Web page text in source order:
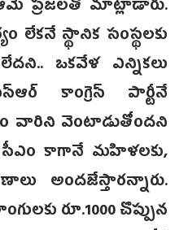
ప్రజలతో మాట్లాడారు.
లేకనే స్థానిక సంస్థలకు
ఒకవేళ ఎన్నికలు
కాంగ్రెస్ పార్టీనే
వారిని వెంటాడుతోందని
సీఎం కాగానే మహిళలకు,
అందజేస్తారన్నారు.
రూ.1000 చొప్పున